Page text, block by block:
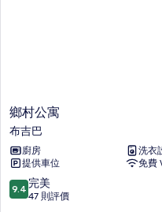
鄉
村
公
寓
布
吉
巴
鄉村公寓
布吉巴
廚房
洗衣
提供車位
免費
9.4
分
9.4 完美
47 則評價